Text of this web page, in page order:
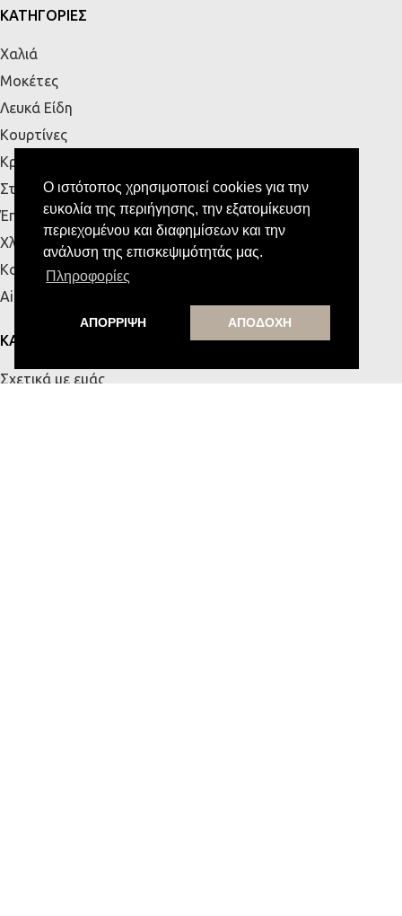
Ο ιστότοπος χρησιμοποιεί cookies για την
ευκολία της περιήγησης, την εξατομίκευση
περιεχομένου και διαφημίσεων και την
ανάλυση της επισκεψιμότητάς μας.
Πληροφορίες
ΑΠΟΡΡΙΨΗ ΑΠΟΔΟΧΗ
ΚΑΤΗΓΟΡΙΕΣ
Χαλιά
Μοκέτες
Λευκά Είδη
Κουρτίνες
Κρεβάτια
Στρώματα
Έπιπλα Εξωτερικού Χώρου
Χλοοτάπητες
Κουζίνα
Airbnb
ΚΑΤΑΣΤΗΜΑΤΑ
Σχετικά με εμάς